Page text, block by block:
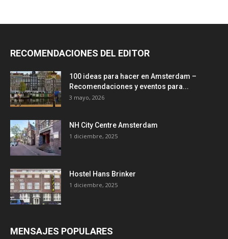
RECOMENDACIONES DEL EDITOR
100 ideas para hacer en Amsterdam –
Recomendaciones y eventos para...
3 mayo, 2026
NH City Centre Amsterdam
1 diciembre, 2025
Hostel Hans Brinker
1 diciembre, 2025
MENSAJES POPULARES